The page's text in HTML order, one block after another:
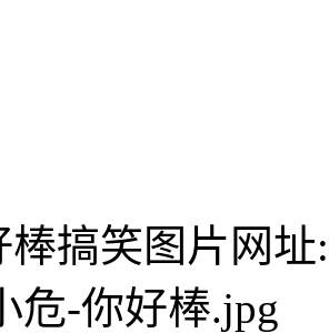
搞笑图片网址
危-你好棒.jpg